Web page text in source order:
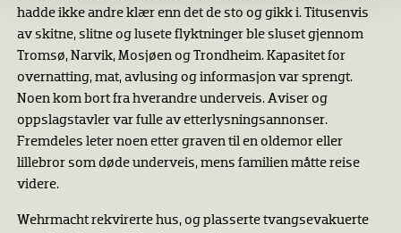
hadde ikke andre klær enn det de sto og gikk i. Titusenvis
av skitne, slitne og lusete flyktninger ble sluset gjennom
Tromsø, Narvik, Mosjøen og Trondheim. Kapasitet for
overnatting, mat, avlusing og informasjon var sprengt.
Noen kom bort fra hverandre underveis. Aviser og
oppslagstavler var fulle av etterlysningsannonser.
Fremdeles leter noen etter graven til en oldemor eller
lillebror som døde underveis, mens familien måtte reise
videre.
Wehrmacht rekvirerte hus, og plasserte tvangsevakuerte